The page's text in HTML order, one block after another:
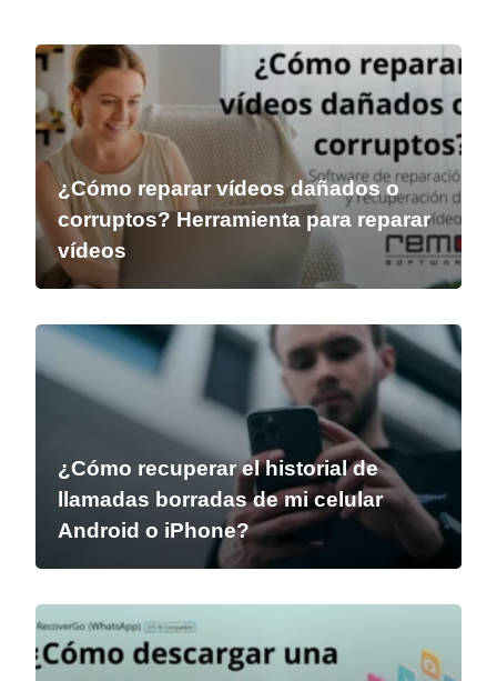
¿Cómo reparar vídeos dañados o
corruptos? Herramienta para reparar
vídeos
¿Cómo recuperar el historial de
llamadas borradas de mi celular
Android o iPhone?